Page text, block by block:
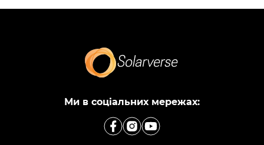
Ми в соціальних мережах: